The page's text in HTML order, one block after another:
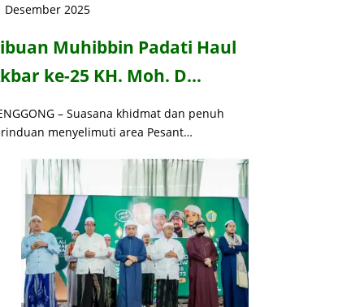
Desember 2025
Muhibbin Padati Haul
ke-25 KH. Moh. D…
– Suasana khidmat dan penuh
menyelimuti area Pesant…